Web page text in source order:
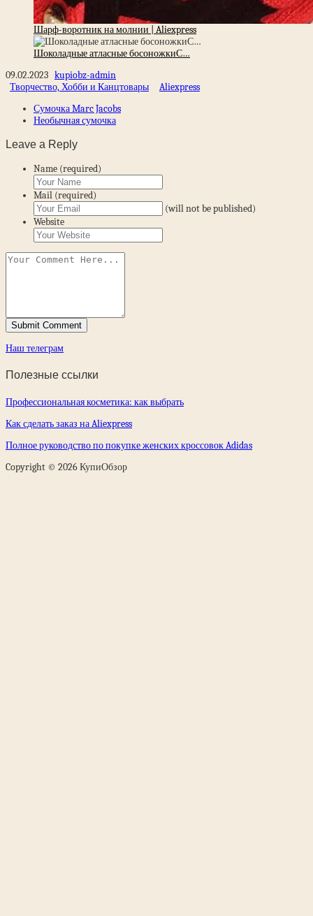
Шарф-воротник на молнии | Aliexpress
Шоколадные атласные босоножкиС…
09.02.2023 kupiobz-admin
Творчество, Хобби и Канцтовары
Aliexpress
Сумочка Marc Jacobs
Необычная сумочка
Leave a Reply
Name (required)
Mail (required)
(will not be published)
Website
Наш телеграм
Полезные ссылки
Профессиональная косметика: как выбрать
Как сделать заказ на Aliexpress
Полное руководство по покупке женских кроссовок Adidas
Copyright © 2026 КупиОбзор